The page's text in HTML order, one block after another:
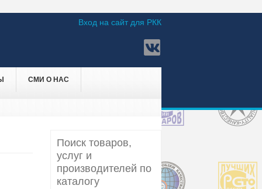
Вход на сайт для РКК
СМИ О НАС
Поиск товаров,
услуг и
производителей по
каталогу